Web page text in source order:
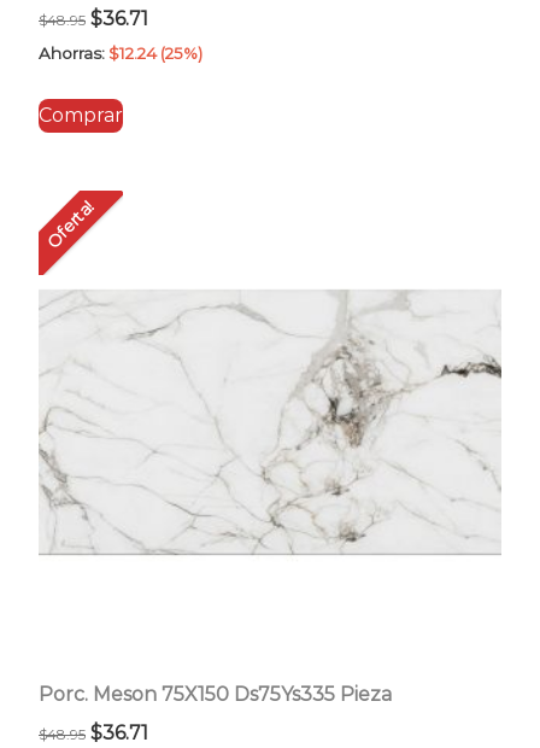
$48.95 El
precio
era:
$36.71
precio
Ahorras: $12.24 (25%)
Comprar
Oferta!
Porc. Meson 75X150 Ds75Ys335 Pieza
$48.95 El
$36.71